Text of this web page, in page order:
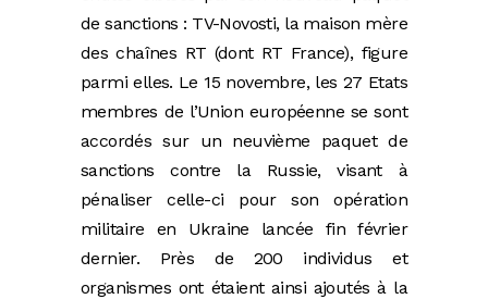
de sanctions : TV-Novosti, la maison mère
des chaînes RT (dont RT France), figure
parmi elles. Le 15 novembre, les 27 Etats
membres de l’Union européenne se sont
accordés sur un neuvième paquet de
sanctions contre la Russie, visant à
pénaliser celle-ci pour son opération
militaire en Ukraine lancée fin février
dernier. Près de 200 individus et
organismes ont étaient ainsi ajoutés à la